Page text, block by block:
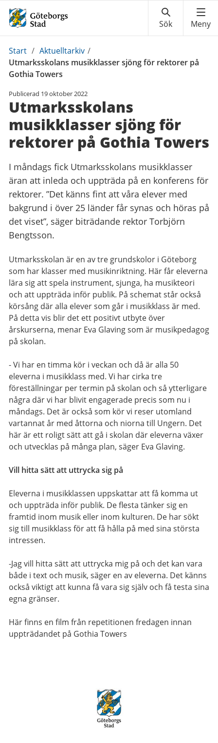
Du
är
här:
Start / Aktuelltarkiv /
Utmarksskolans musikklasser sjöng för rektorer på
Gothia Towers
Publicerad 19 oktober 2022
Utmarksskolans
musikklasser sjöng för
rektorer på Gothia Towers
I måndags fick Utmarksskolans musikklasser
äran att inleda och uppträda på en konferens för
rektorer. ”Det känns fint att våra elever med
bakgrund i över 25 länder får synas och höras på
det viset”, säger biträdande rektor Torbjörn
Bengtsson.
Utmarksskolan är en av tre grundskolor i Göteborg
som har klasser med musikinriktning. Här får eleverna
lära sig att spela instrument, sjunga, ha musikteori
och att uppträda inför publik. På schemat står också
körsång där alla elever som går i musikklass är med.
På detta vis blir det ett positivt utbyte över
årskurserna, menar Eva Glaving som är musikpedagog
på skolan.
- Vi har en timma kör i veckan och då är alla 50
eleverna i musikklass med. Vi har cirka tre
föreställningar per termin på skolan och så ytterligare
några där vi har blivit engagerade precis som nu i
måndags. Det är också som kör vi reser utomland
vartannat år med åttorna och niorna till Ungern. Det
här är ett roligt sätt att gå i skolan där eleverna växer
och utvecklas på många plan, säger Eva Glaving.
Vill hitta sätt att uttrycka sig på
Eleverna i musikklassen uppskattar att få komma ut
och uppträda inför publik. De flesta tänker sig en
framtid inom musik eller inom kulturen. De har sökt
sig till musikklass för att få hålla på med sina största
intressen.
-Jag vill hitta sätt att uttrycka mig på och det kan vara
både i text och musik, säger en av eleverna. Det känns
också viktigt att kunna få vara sig själv och få testa sina
egna gränser.
Här finns en film från repetitionen fredagen innan
uppträdandet på Gothia Towers